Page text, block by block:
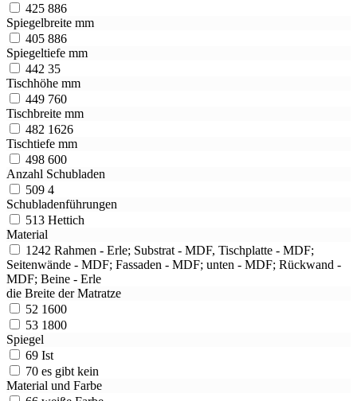
425 886
Spiegelbreite mm
405 886
Spiegeltiefe mm
442 35
Tischhöhe mm
449 760
Tischbreite mm
482 1626
Tischtiefe mm
498 600
Anzahl Schubladen
509 4
Schubladenführungen
513 Hettich
Material
1242 Rahmen - Erle; Substrat - MDF, Tischplatte - MDF;
Seitenwände - MDF; Fassaden - MDF; unten - MDF; Rückwand -
MDF; Beine - Erle
die Breite der Matratze
52 1600
53 1800
Spiegel
69 Ist
70 es gibt kein
Material und Farbe